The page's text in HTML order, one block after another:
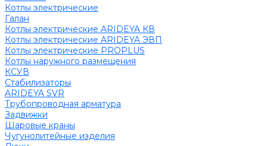
Котлы электрические
Галан
Котлы электрические ARIDEYA КВ
Котлы электрические ARIDEYA ЭВП
Котлы электрические PROPLUS
Котлы наружного размещения
КСУВ
Стабилизаторы
ARIDEYA SVR
Трубопроводная арматура
Задвижки
Шаровые краны
Чугунолитейные изделия